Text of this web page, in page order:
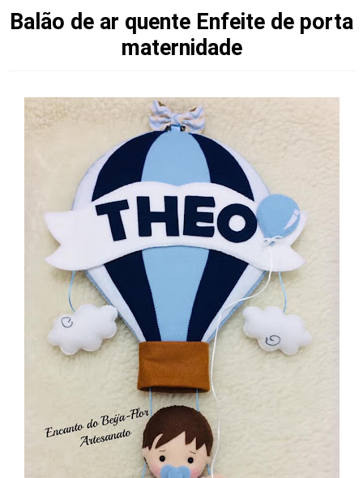
Balão de ar quente Enfeite de porta
maternidade